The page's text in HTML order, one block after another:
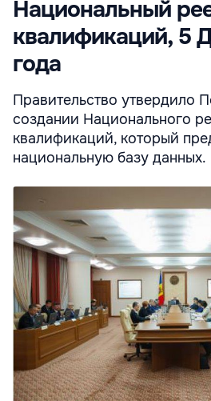
Национальный
квалификаций, 5
года
Правительство утвердило
создании Национального
квалификаций, который
национальную базу данных.